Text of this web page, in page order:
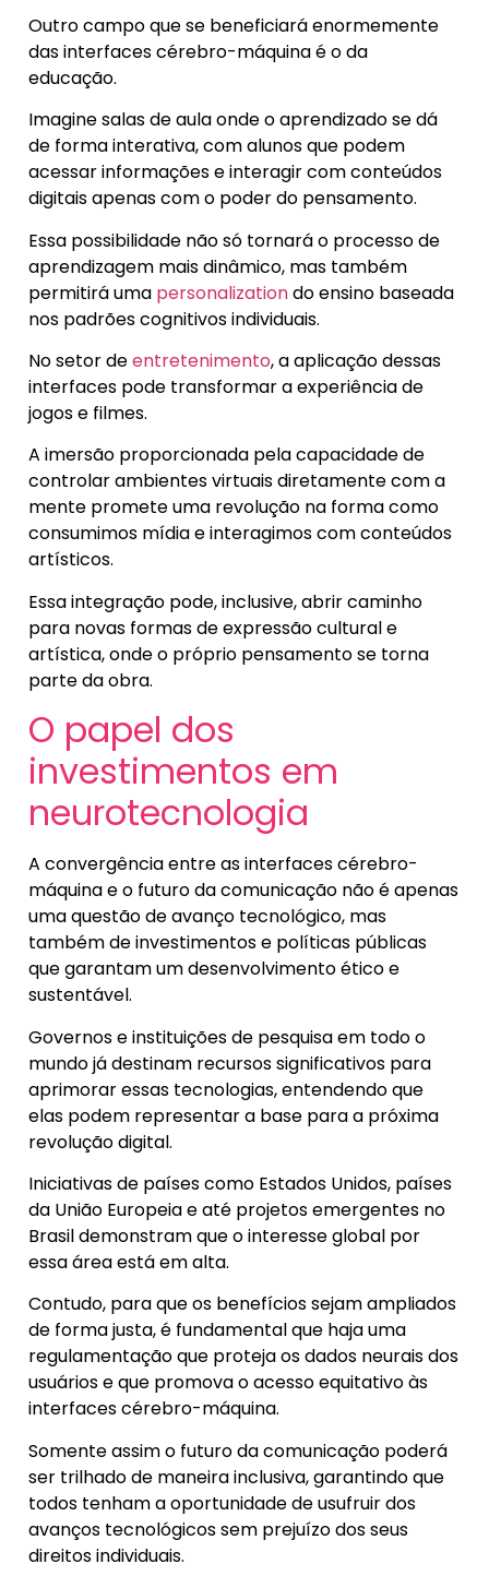
Outro campo que se beneficiará enormemente
das interfaces cérebro-máquina é o da
educação.
Imagine salas de aula onde o aprendizado se dá
de forma interativa, com alunos que podem
acessar informações e interagir com conteúdos
digitais apenas com o poder do pensamento.
Essa possibilidade não só tornará o processo de
aprendizagem mais dinâmico, mas também
permitirá uma personalizationdo ensino baseada
nos padrões cognitivos individuais.
No setor deentretenimento, a aplicação dessas
interfaces pode transformar a experiência de
jogos e filmes.
A imersão proporcionada pela capacidade de
controlar ambientes virtuais diretamente com a
mente promete uma revolução na forma como
consumimos mídia e interagimos com conteúdos
artísticos.
Essa integração pode, inclusive, abrir caminho
para novas formas de expressão cultural e
artística, onde o próprio pensamento se torna
parte da obra.
O papel dos
investimentos em
neurotecnologia
A convergência entre as interfaces cérebro-
máquina e o futuro da comunicação não é apenas
uma questão de avanço tecnológico, mas
também de investimentos e políticas públicas
que garantam um desenvolvimento ético e
sustentável.
Governos e instituições de pesquisa em todo o
mundo já destinam recursos significativos para
aprimorar essas tecnologias, entendendo que
elas podem representar a base para a próxima
revolução digital.
Iniciativas de países como Estados Unidos, países
da União Europeia e até projetos emergentes no
Brasil demonstram que o interesse global por
essa área está em alta.
Contudo, para que os benefícios sejam ampliados
de forma justa, é fundamental que haja uma
regulamentação que proteja os dados neurais dos
usuários e que promova o acesso equitativo às
interfaces cérebro-máquina.
Somente assim o futuro da comunicação poderá
ser trilhado de maneira inclusiva, garantindo que
todos tenham a oportunidade de usufruir dos
avanços tecnológicos sem prejuízo dos seus
direitos individuais.